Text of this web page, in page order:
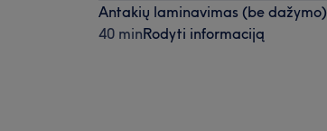
Antakių laminavimas (be dažymo)
40 minRodyti informaciją